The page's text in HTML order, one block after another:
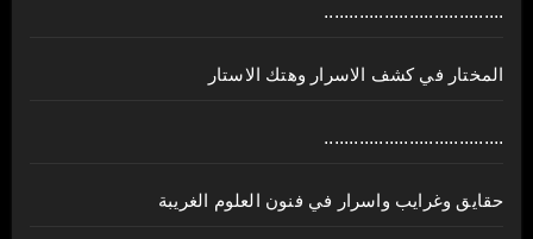
....................................
المختار في كشف الاسرار وهتك الاستار
....................................
حقايق وغرايب واسرار في فنون العلوم الغريبة